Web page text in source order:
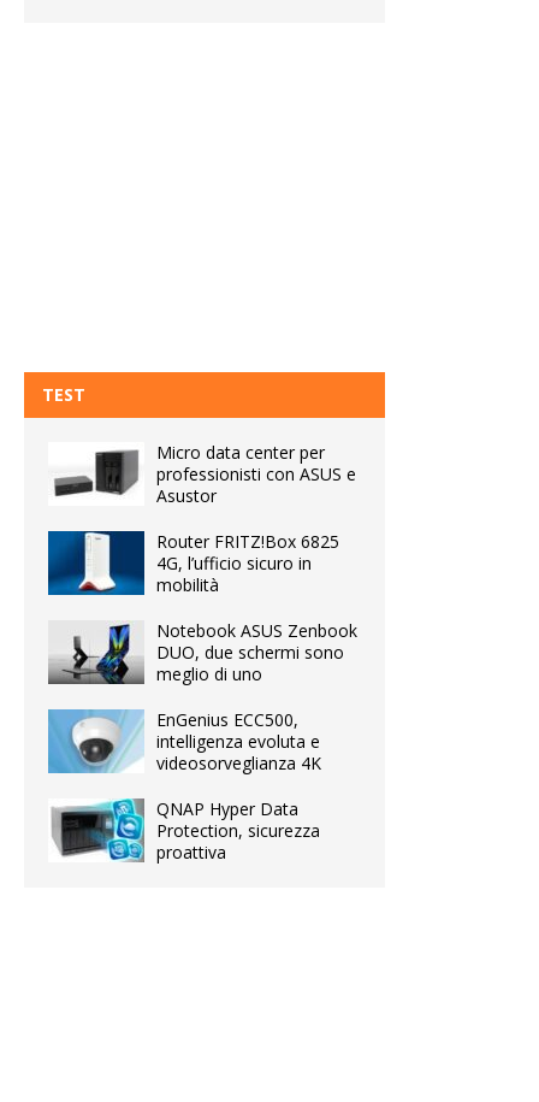
TEST
Micro data center per
professionisti con ASUS e
Asustor
Router FRITZ!Box 6825
4G, l’ufficio sicuro in
mobilità
Notebook ASUS Zenbook
DUO, due schermi sono
meglio di uno
EnGenius ECC500,
intelligenza evoluta e
videosorveglianza 4K
QNAP Hyper Data
Protection, sicurezza
proattiva